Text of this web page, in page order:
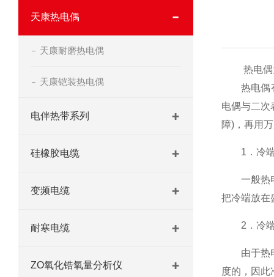
天康热电偶
天康耐磨热电偶
天康铠装热电偶
电伴热带系列
硅橡胶电缆
变频电缆
耐寒电缆
ZO氧化锆氧量分析仪
热电偶为
热电偶有
电偶与二次
障)，再用
1．冷端
一般热电
把冷端放在
2．冷端
由于热电
度的，因